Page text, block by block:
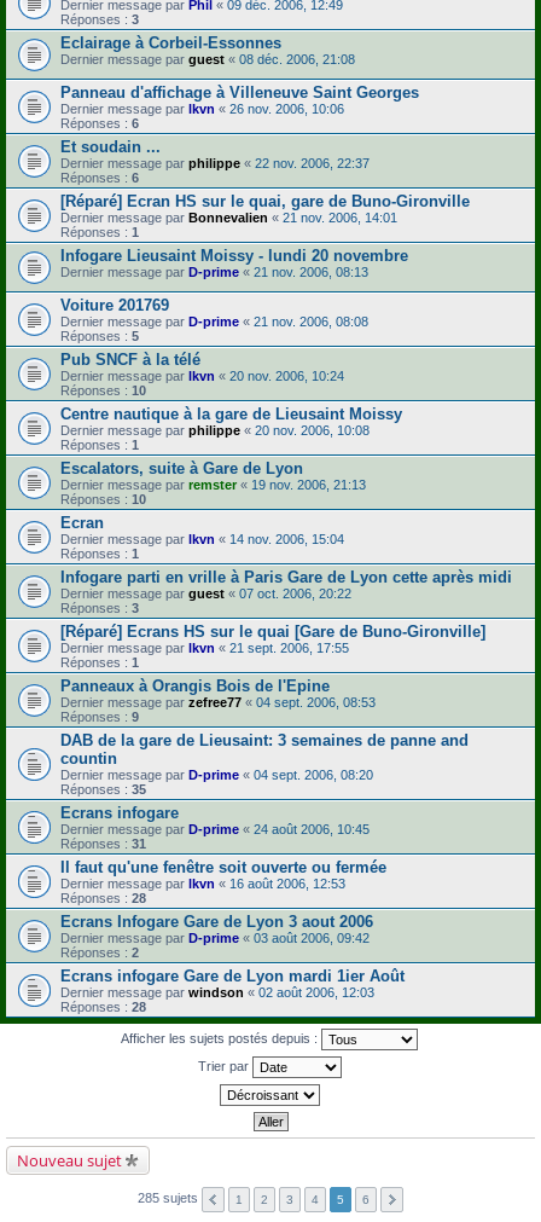
Dernier message par Phil « 09 déc. 2006, 12:49
Réponses : 3
Eclairage à Corbeil-Essonnes
Dernier message par guest « 08 déc. 2006, 21:08
Panneau d'affichage à Villeneuve Saint Georges
Dernier message par lkvn « 26 nov. 2006, 10:06
Réponses : 6
Et soudain ...
Dernier message par philippe « 22 nov. 2006, 22:37
Réponses : 6
[Réparé] Ecran HS sur le quai, gare de Buno-Gironville
Dernier message par Bonnevalien « 21 nov. 2006, 14:01
Réponses : 1
Infogare Lieusaint Moissy - lundi 20 novembre
Dernier message par D-prime « 21 nov. 2006, 08:13
Voiture 201769
Dernier message par D-prime « 21 nov. 2006, 08:08
Réponses : 5
Pub SNCF à la télé
Dernier message par lkvn « 20 nov. 2006, 10:24
Réponses : 10
Centre nautique à la gare de Lieusaint Moissy
Dernier message par philippe « 20 nov. 2006, 10:08
Réponses : 1
Escalators, suite à Gare de Lyon
Dernier message par remster « 19 nov. 2006, 21:13
Réponses : 10
Ecran
Dernier message par lkvn « 14 nov. 2006, 15:04
Réponses : 1
Infogare parti en vrille à Paris Gare de Lyon cette après midi
Dernier message par guest « 07 oct. 2006, 20:22
Réponses : 3
[Réparé] Ecrans HS sur le quai [Gare de Buno-Gironville]
Dernier message par lkvn « 21 sept. 2006, 17:55
Réponses : 1
Panneaux à Orangis Bois de l'Epine
Dernier message par zefree77 « 04 sept. 2006, 08:53
Réponses : 9
DAB de la gare de Lieusaint: 3 semaines de panne and
countin
Dernier message par D-prime « 04 sept. 2006, 08:20
Réponses : 35
Ecrans infogare
Dernier message par D-prime « 24 août 2006, 10:45
Réponses : 31
Il faut qu'une fenêtre soit ouverte ou fermée
Dernier message par lkvn « 16 août 2006, 12:53
Réponses : 28
Ecrans Infogare Gare de Lyon 3 aout 2006
Dernier message par D-prime « 03 août 2006, 09:42
Réponses : 2
Ecrans infogare Gare de Lyon mardi 1ier Août
Dernier message par windson « 02 août 2006, 12:03
Réponses : 28
Afficher les sujets postés depuis :
Trier par
Nouveau sujet
285 sujets 1 2 3 4 5 6